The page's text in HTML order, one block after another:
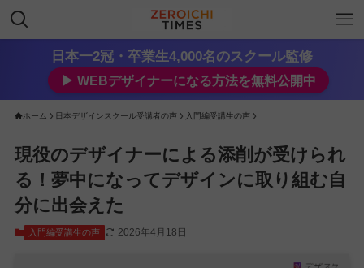
日本一2冠・卒業生4,000名のスクール監修
▶︎ WEBデザイナーになる方法を無料公開中
ホーム 日本デザインスクール受講者の声 入門編受講生の声
現役のデザイナーによる添削が受けられ
る！夢中になってデザインに取り組む自
分に出会えた
入門編受講生の声 2026年4月18日